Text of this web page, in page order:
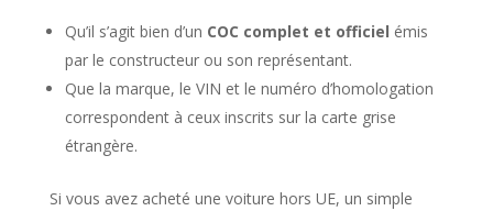
Qu’il s’agit bien d’un COC complet et officiel émis
par le constructeur ou son représentant.
Que la marque, le VIN et le numéro d’homologation
correspondent à ceux inscrits sur la carte grise
étrangère.
Si vous avez acheté une voiture hors UE, un simple